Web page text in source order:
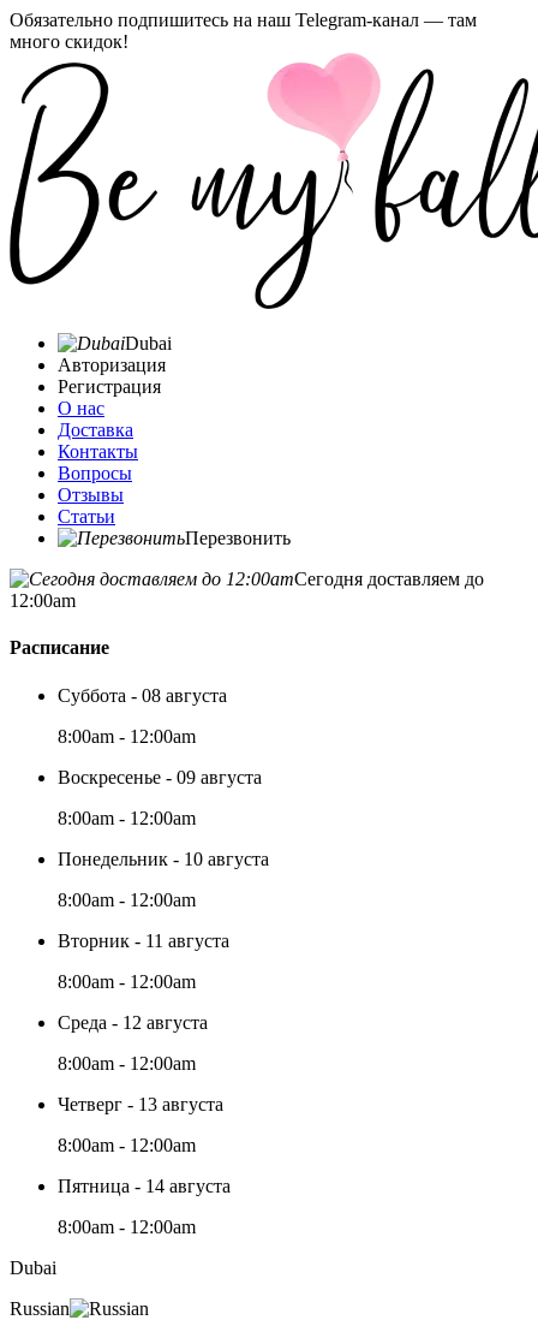
Обязательно подпишитесь на наш Telegram-канал — там
много скидок!
Dubai
Авторизация
Регистрация
О нас
Доставка
Контакты
Вопросы
Отзывы
Статьи
Перезвонить
Сегодня доставляем до
12:00am
Расписание
Суббота - 08 августа
8:00am - 12:00am
Воскресенье - 09 августа
8:00am - 12:00am
Понедельник - 10 августа
8:00am - 12:00am
Вторник - 11 августа
8:00am - 12:00am
Среда - 12 августа
8:00am - 12:00am
Четверг - 13 августа
8:00am - 12:00am
Пятница - 14 августа
8:00am - 12:00am
Dubai
Russian